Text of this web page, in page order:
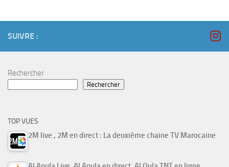
SUIVRE :
Rechercher
Rechercher
TOP VUES
2M live , 2M en direct : La deuxième chaine TV Marocaine